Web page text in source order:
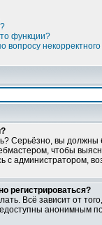
функции?
вопросу
Серьёзно, вы должны
чтобы
с администратором,
регистрироваться?
Всё зависит от
анонимным